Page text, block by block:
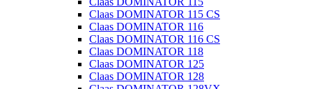
Claas DOMINATOR 115 CS
Claas DOMINATOR 116
Claas DOMINATOR 116 CS
Claas DOMINATOR 118
Claas DOMINATOR 125
Claas DOMINATOR 128